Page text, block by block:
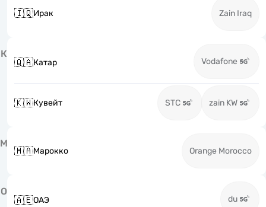
🇮🇶Ирак Zain Iraq
К
🇶🇦Катар Vodafone
🇰🇼Кувейт STC zain KW
М
🇲🇦Марокко Orange Morocco
О
🇦🇪ОАЭ du